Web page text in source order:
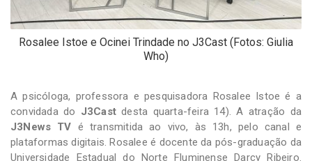
Rosalee Istoe e Ocinei Trindade no J3Cast (Fotos: Giulia
Who)
A psicóloga, professora e pesquisadora Rosalee Istoe é a
convidada do J3Cast desta quarta-feira 14). A atração da
J3News TV é transmitida ao vivo, às 13h, pelo canal e
plataformas digitais. Rosalee é docente da pós-graduação da
Universidade Estadual do Norte Fluminense Darcy Ribeiro.